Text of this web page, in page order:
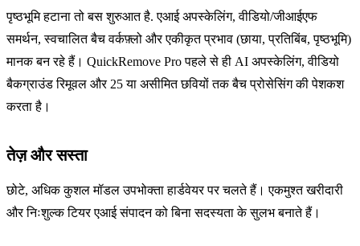
पृष्ठभूमि हटाना तो बस शुरुआत है. एआई अपस्केलिंग, वीडियो/जीआईएफ
समर्थन, स्वचालित बैच वर्कफ़्लो और एकीकृत प्रभाव (छाया, प्रतिबिंब, पृष्ठभूमि)
मानक बन रहे हैं। QuickRemove Pro पहले से ही AI अपस्केलिंग, वीडियो
बैकग्राउंड रिमूवल और 25 या असीमित छवियों तक बैच प्रोसेसिंग की पेशकश
करता है।
तेज़ और सस्ता
छोटे, अधिक कुशल मॉडल उपभोक्ता हार्डवेयर पर चलते हैं। एकमुश्त खरीदारी
और निःशुल्क टियर एआई संपादन को बिना सदस्यता के सुलभ बनाते हैं।